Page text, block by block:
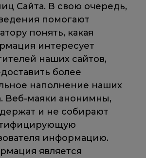
Сайта. В свою очередь,
помогают
понять, какая
интересует
наших сайтов,
более
наполнение наших
Веб-маяки анонимны,
и не собирают
информацию.
является